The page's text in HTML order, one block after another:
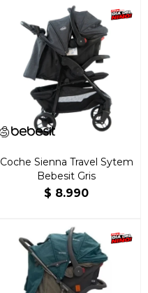
Coche Sienna Travel Sytem
Bebesit Gris
$ 8.990